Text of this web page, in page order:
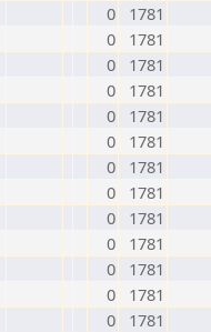
0
1781
0
1781
0
1781
0
1781
0
1781
0
1781
0
1781
0
1781
0
1781
0
1781
0
1781
0
1781
0
1781